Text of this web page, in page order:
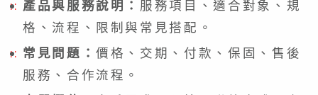
產品與服務說明：服務項目、適合對象、規
格、流程、限制與常見搭配。
常見問題：價格、交期、付款、保固、售後
服務、合作流程。